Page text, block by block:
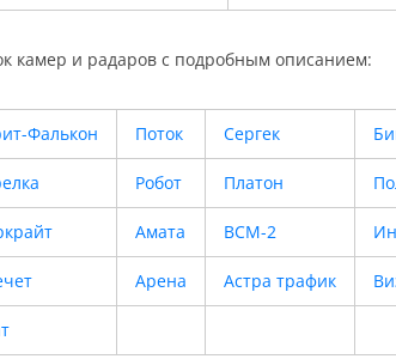
камер и радаров с подробным описанием:
Фалькон Поток Сергек
Робот Платон
Амата ВСМ-2
Арена Астра трафик